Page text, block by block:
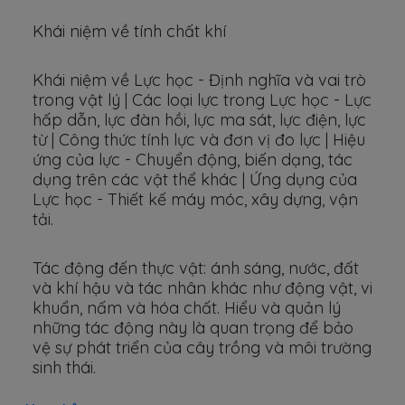
Khái niệm về tính chất khí
Khái niệm về Lực học - Định nghĩa và vai trò
trong vật lý | Các loại lực trong Lực học - Lực
hấp dẫn, lực đàn hồi, lực ma sát, lực điện, lực
từ | Công thức tính lực và đơn vị đo lực | Hiệu
ứng của lực - Chuyển động, biến dạng, tác
dụng trên các vật thể khác | Ứng dụng của
Lực học - Thiết kế máy móc, xây dựng, vận
tải.
Tác động đến thực vật: ánh sáng, nước, đất
và khí hậu và tác nhân khác như động vật, vi
khuẩn, nấm và hóa chất. Hiểu và quản lý
những tác động này là quan trọng để bảo
vệ sự phát triển của cây trồng và môi trường
sinh thái.